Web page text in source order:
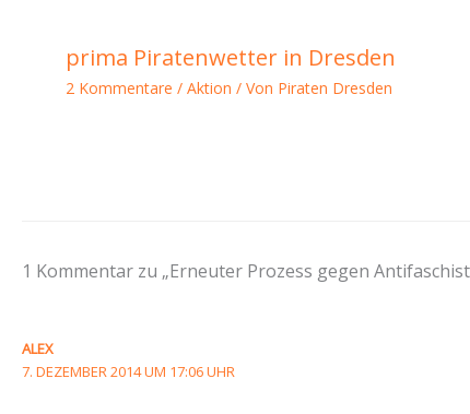
prima Piratenwetter in Dresden
2 Kommentare / Aktion / Von Piraten Dresden
1 Kommentar zu „Erneuter Prozess gegen
ALEX
7. DEZEMBER 2014 UM 17:06 UHR